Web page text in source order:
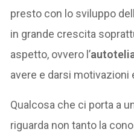
presto con lo sviluppo
in grande crescita
aspetto, ovvero l’
avere e darsi motivazioni
Qualcosa che ci porta a
riguarda non tanto la